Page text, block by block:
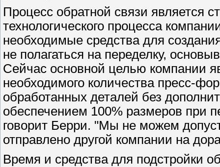
Процесс обратной связи является
технологического процесса
необходимые средства для
не полагаться на переделку,
Сейчас основной целью компании
необходимого количества пресс-
обработанных деталей без
обеспечением 100% размеров при
говорит Берри. "Мы не можем
отправлено другой компании на
Время и средства для подстройки